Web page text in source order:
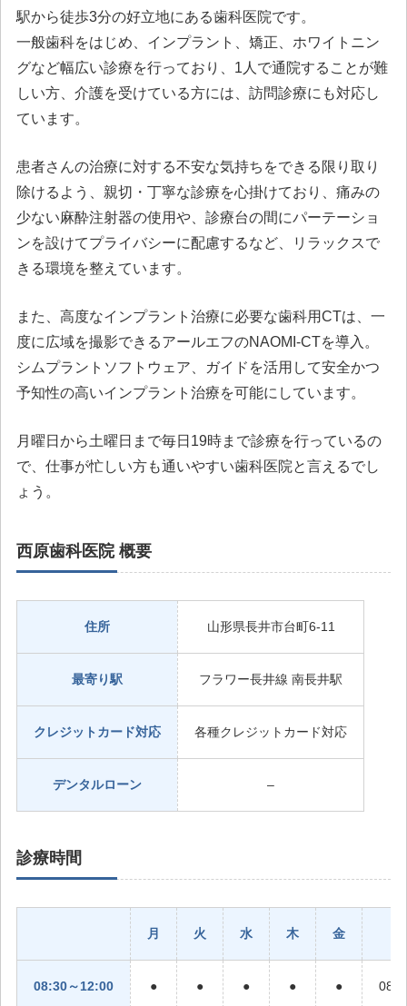
駅から徒歩3分の好立地にある歯科医院です。
一般歯科をはじめ、インプラント、矯正、ホワイトニン
グなど幅広い診療を行っており、1人で通院することが難
しい方、介護を受けている方には、訪問診療にも対応し
ています。
患者さんの治療に対する不安な気持ちをできる限り取り
除けるよう、親切・丁寧な診療を心掛けており、痛みの
少ない麻酔注射器の使用や、診療台の間にパーテーショ
ンを設けてプライバシーに配慮するなど、リラックスで
きる環境を整えています。
また、高度なインプラント治療に必要な歯科用CTは、一
度に広域を撮影できるアールエフのNAOMI-CTを導入。
シムプラントソフトウェア、ガイドを活用して安全かつ
予知性の高いインプラント治療を可能にしています。
月曜日から土曜日まで毎日19時まで診療を行っているの
で、仕事が忙しい方も通いやすい歯科医院と言えるでし
ょう。
西原歯科医院 概要
住所 山形県長井市台町6-11
最寄り駅 フラワー長井線 南長井駅
クレジットカード対応 各種クレジットカード対応
デンタルローン –
診療時間
月 火 水 木 金
08:30～12:00 ● ● ● ● ●